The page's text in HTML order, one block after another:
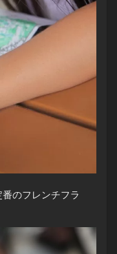
のフレンチフラ